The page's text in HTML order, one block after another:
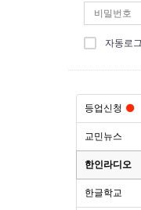
자동로
등업신청
교민뉴스
한인라디오
한글학교